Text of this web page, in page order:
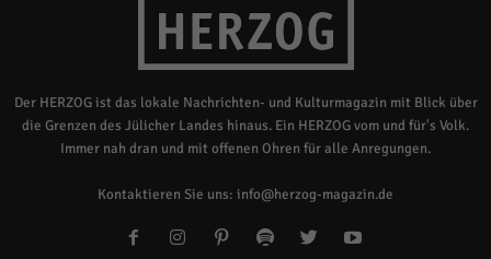
Der HERZOG ist das lokale Nachrichten- und Kulturmagazin mit Blick über
die Grenzen des Jülicher Landes hinaus. Ein HERZOG vom und für's Volk.
Immer nah dran und mit offenen Ohren für alle Anregungen.
Kontaktieren Sie uns: info@herzog-magazin.de